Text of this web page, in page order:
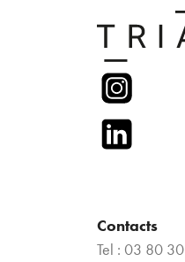
Contacts
Tel : 03 80 30